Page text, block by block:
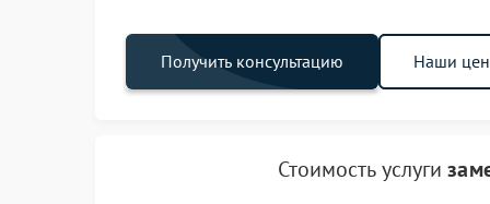
Получить консультацию Наши
Стоимость услуги